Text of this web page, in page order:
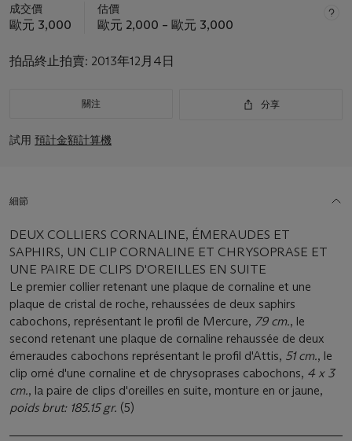
成交價
歐元 3,000
估價
歐元 2,000 – 歐元 3,000
拍品終止拍賣: 2013年12月4日
關注 分享
試用 預計金額計算機
細節
DEUX COLLIERS CORNALINE, ÉMERAUDES ET
SAPHIRS, UN CLIP CORNALINE ET CHRYSOPRASE ET
UNE PAIRE DE CLIPS D'OREILLES EN SUITE
Le premier collier retenant une plaque de cornaline et une
plaque de cristal de roche, rehaussées de deux saphirs
cabochons, représentant le profil de Mercure, 79 cm., le
second retenant une plaque de cornaline rehaussée de deux
émeraudes cabochons représentant le profil d'Attis, 51 cm., le
clip orné d'une cornaline et de chrysoprases cabochons, 4 x 3
cm., la paire de clips d'oreilles en suite, monture en or jaune,
poids brut: 185.15 gr. (5)